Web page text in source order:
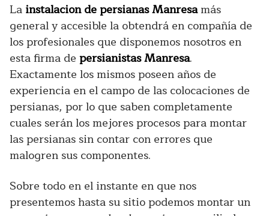
La instalacion de persianas Manresamás
general y accesible la obtendrá en compañía de
los profesionales que disponemos nosotros en
esta firma de persianistas Manresa.
Exactamente los mismos poseen años de
experiencia en el campo de las colocaciones de
persianas, por lo que saben completamente
cuales serán los mejores procesos para montar
las persianas sin contar con errores que
malogren sus componentes.
Sobre todo en el instante en que nos
presentemos hasta su sitio podemos montar un